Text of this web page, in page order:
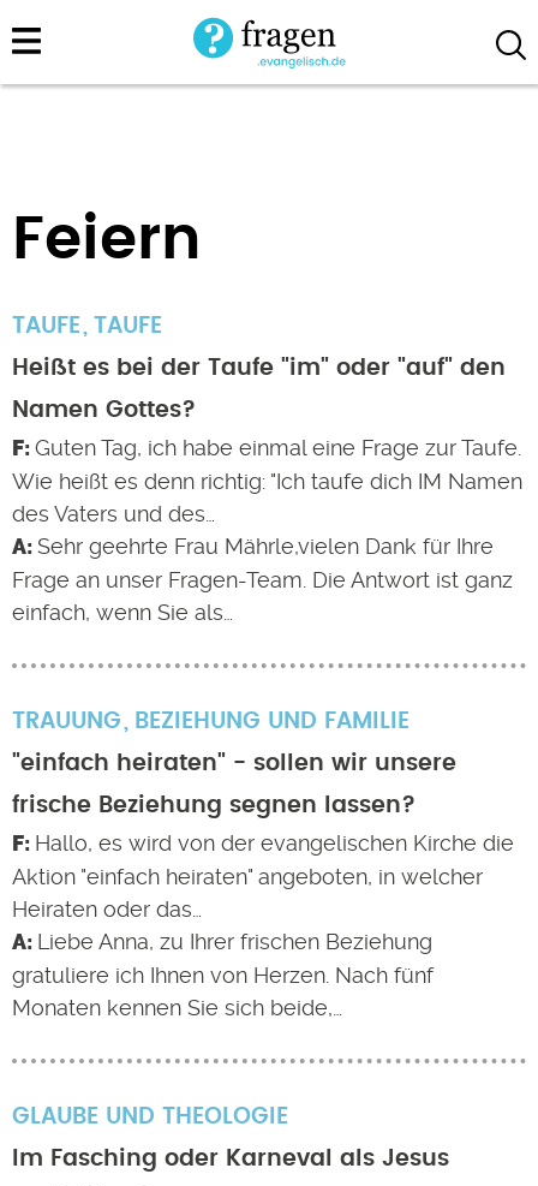
Direkt
zum
Feiern
TAUFE
TAUFE
Heißt es bei der Taufe "im" oder "auf" den
Namen Gottes?
Guten Tag, ich habe einmal eine Frage zur Taufe.
Wie heißt es denn richtig: "Ich taufe dich IM Namen
des Vaters und des…
Sehr geehrte Frau Mährle,vielen Dank für Ihre
Frage an unser Fragen-Team. Die Antwort ist ganz
einfach, wenn Sie als…
TRAUUNG
BEZIEHUNG UND FAMILIE
"einfach heiraten" - sollen wir unsere
frische Beziehung segnen lassen?
Hallo, es wird von der evangelischen Kirche die
Aktion "einfach heiraten" angeboten, in welcher
Heiraten oder das…
Liebe Anna, zu Ihrer frischen Beziehung
gratuliere ich Ihnen von Herzen. Nach fünf
Monaten kennen Sie sich beide,…
GLAUBE UND THEOLOGIE
Im Fasching oder Karneval als Jesus